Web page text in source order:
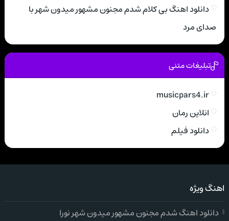
دانلود اهنگ بی کلام شدم مجنون مشهور میدون شهر با
صدای مرد
تبلیغات متنی
musicpars4.ir
انلاین رمان
دانلود فیلم
اهنگ ویژه
دانلود اهنگ شدم مجنون مشهور میدون شهر نورا